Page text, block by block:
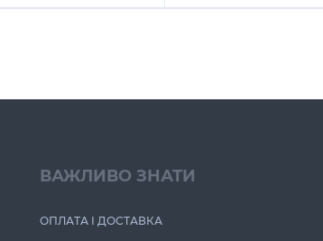
ВАЖЛИВО ЗНАТИ
ОПЛАТА І ДОСТАВКА